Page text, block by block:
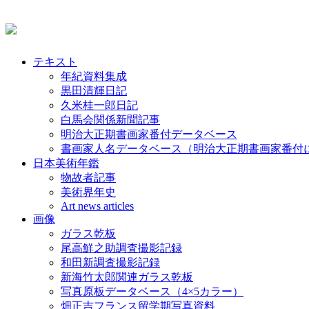
テキスト
年紀資料集成
黒田清輝日記
久米桂一郎日記
白馬会関係新聞記事
明治大正期書画家番付データベース
書画家人名データベース（明治大正期書画家番付
日本美術年鑑
物故者記事
美術界年史
Art news articles
画像
ガラス乾板
尾高鮮之助調査撮影記録
和田新調査撮影記録
新海竹太郎関連ガラス乾板
写真原板データベース（4×5カラー）
畑正吉フランス留学期写真資料